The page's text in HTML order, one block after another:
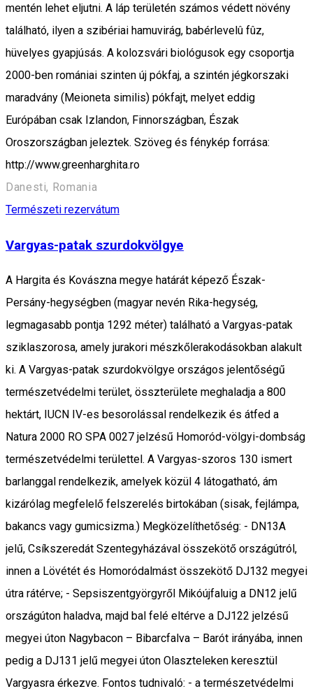
mentén lehet eljutni. A láp területén számos védett növény
található, ilyen a szibériai hamuvirág, babérlevelû fûz,
hüvelyes gyapjúsás. A kolozsvári biológusok egy csoportja
2000-ben romániai szinten új pókfaj, a szintén jégkorszaki
maradvány (Meioneta similis) pókfajt, melyet eddig
Európában csak Izlandon, Finnországban, Észak
Oroszországban jeleztek. Szöveg és fénykép forrása:
http://www.greenharghita.ro
Danesti, Romania
Természeti rezervátum
Vargyas-patak szurdokvölgye
A Hargita és Kovászna megye határát képező Észak-
Persány-hegységben (magyar nevén Rika-hegység,
legmagasabb pontja 1292 méter) található a Vargyas-patak
sziklaszorosa, amely jurakori mészkőlerakodásokban alakult
ki. A Vargyas-patak szurdokvölgye országos jelentőségű
természetvédelmi terület, összterülete meghaladja a 800
hektárt, IUCN IV-es besorolással rendelkezik és átfed a
Natura 2000 RO SPA 0027 jelzésű Homoród-völgyi-dombság
természetvédelmi területtel. A Vargyas-szoros 130 ismert
barlanggal rendelkezik, amelyek közül 4 látogatható, ám
kizárólag megfelelő felszerelés birtokában (sisak, fejlámpa,
bakancs vagy gumicsizma.) Megközelíthetőség: - DN13A
jelű, Csíkszeredát Szentegyházával összekötő országútról,
innen a Lövétét és Homoródalmást összekötő DJ132 megyei
útra rátérve; - Sepsiszentgyörgyről Mikóújfaluig a DN12 jelű
országúton haladva, majd bal felé eltérve a DJ122 jelzésű
megyei úton Nagybacon – Bibarcfalva – Barót irányába, innen
pedig a DJ131 jelű megyei úton Olaszteleken keresztül
Vargyasra érkezve. Fontos tudnivaló: - a természetvédelmi